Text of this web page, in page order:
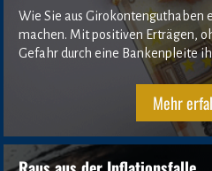
Wie Sie aus Girokontenguthaben
machen. Mit positiven Erträgen,
Gefahr durch eine Bankenpleite
Mehr